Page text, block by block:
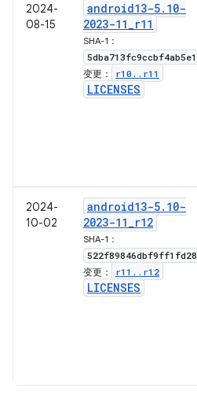
2024-
08-15
android13-5. 10-
2023-11_r11
SHA-1：
5dba713fc9ccbf4ab5e1
变更： r10 . . r11
LICENSES
2024-
10-02
android13-5. 10-
2023-11_r12
SHA-1：
522f89846dbf9ff1fd28
变更： r11 . . r12
LICENSES